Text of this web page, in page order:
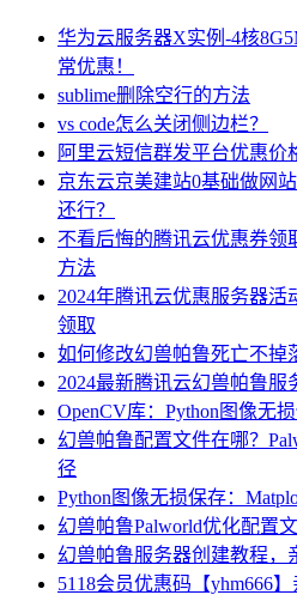
华为云服务器X实例-4核
常优惠！
sublime删除空行的方法
vs code怎么关闭侧边栏？
阿里云短信群发平台优惠价
京东云京美建站0基础做网
还行？
不看后悔的腾讯云优惠券领
方法
2024年腾讯云优惠服务器
领取
如何修改幻兽帕鲁死亡不掉
2024最新腾讯云幻兽帕鲁服
OpenCV库：Python图像无
幻兽帕鲁配置文件在哪？
径
Python图像无损保存：
幻兽帕鲁Palworld优化配置
幻兽帕鲁服务器创建教程，
5118会员优惠码【yhm666